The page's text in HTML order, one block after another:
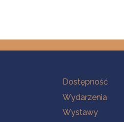
Na skróty
Dostępność
Wydarzenia
Wystawy